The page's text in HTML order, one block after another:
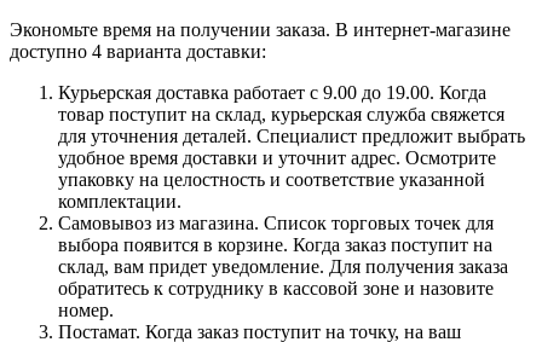
Экономьте время на получении заказа. В интернет-магазине
доступно 4 варианта доставки:
Курьерская доставка работает с 9.00 до 19.00. Когда
товар поступит на склад, курьерская служба свяжется
для уточнения деталей. Специалист предложит выбрать
удобное время доставки и уточнит адрес. Осмотрите
упаковку на целостность и соответствие указанной
комплектации.
Самовывоз из магазина. Список торговых точек для
выбора появится в корзине. Когда заказ поступит на
склад, вам придет уведомление. Для получения заказа
обратитесь к сотруднику в кассовой зоне и назовите
номер.
Постамат. Когда заказ поступит на точку, на ваш